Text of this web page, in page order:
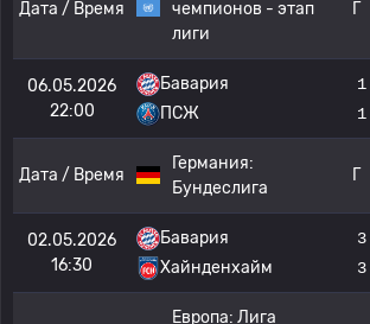
Дата / Время
чемпионов - этап
лиги
Г
06.05.2026
22:00
Бавария
ПСЖ
1
1
Дата / Время
Германия:
Бундеслига
Г
02.05.2026
16:30
Бавария
Хайнденхайм
3
3
Европа: Лига